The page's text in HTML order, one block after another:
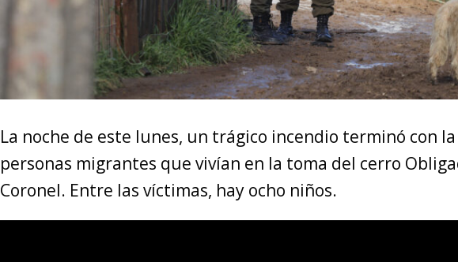
La noche de este lunes, un trágico incendio terminó con
personas migrantes que vivían en la toma del cerro
Coronel. Entre las víctimas, hay ocho niños.